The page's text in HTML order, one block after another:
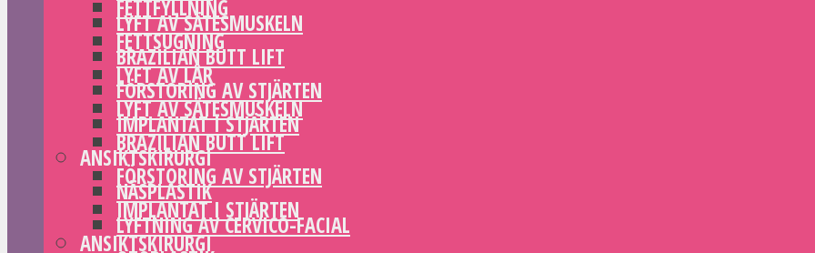
LYFT AV SÄTESMUSKELN
BRAZILIAN BUTT LIFT
FÖRSTORING AV STJÄRTEN
IMPLANTAT I STJÄRTEN
ANSIKTSKIRURGI
NÄSPLASTIK
LYFTNING AV CERVICO-FACIAL
FETTFYLLNING
FETTSUGNING
LYFT AV LÅR
LYFT AV SÄTESMUSKELN
BRAZILIAN BUTT LIFT
FÖRSTORING AV STJÄRTEN
IMPLANTAT I STJÄRTEN
ANSIKTSKIRURGI